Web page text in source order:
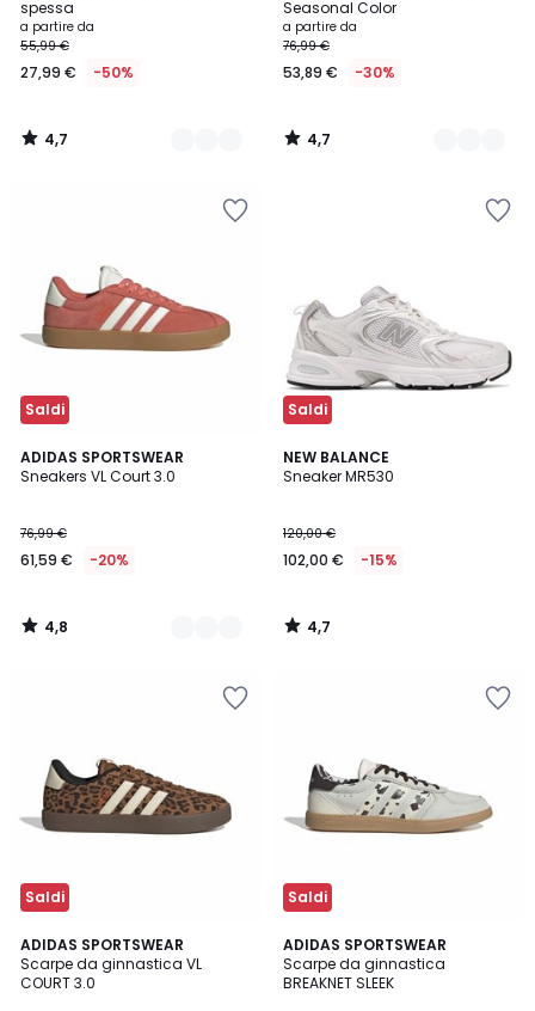
spessa
Prezzo
a
partire
27,99
€
sconto
applicato.
a partire da
55,99 €
27,99 € -50%
4,7
/
Seasonal Color
a partire da
76,99 €
53,89 € -30%
4,7
/
Saldi
ADIDAS SPORTSWEAR
Sneakers VL Court 3.0
76,99 €
61,59 € -20%
4,8
/ 5
5
Colori
4,8
/
Saldi
NEW BALANCE
Sneaker MR530
120,00 €
102,00 € -15%
4,7
/ 5
4,7
/
Saldi
ADIDAS SPORTSWEAR
Scarpe da ginnastica VL
COURT 3.0
4,8
/ 5
Saldi
ADIDAS SPORTSWEAR
Scarpe da ginnastica
BREAKNET SLEEK
4,8
/ 5